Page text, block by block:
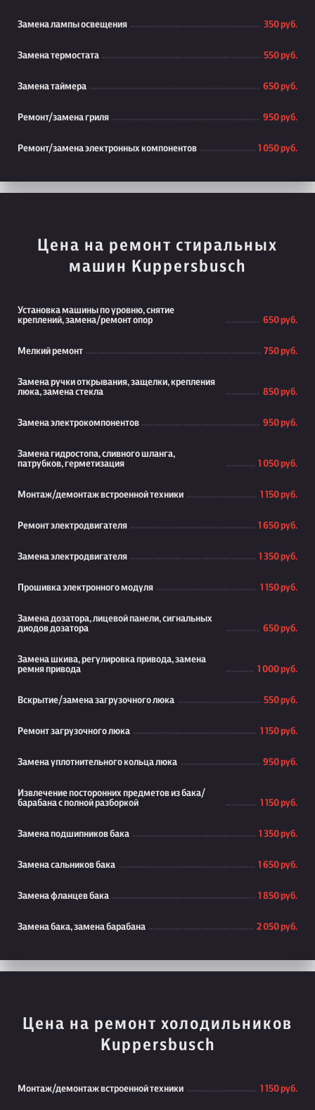
Замена лампы освещения 350 руб.
Замена термостата 550 руб.
Замена таймера 650 руб.
Ремонт/замена гриля 950 руб.
Ремонт/замена электронных компонентов 1 050 руб.
Цена на ремонт стиральных
машин Kuppersbusch
Установка машины по уровню, снятие
креплений, замена/ремонт опор
650 руб.
Мелкий ремонт 750 руб.
Замена ручки открывания, защелки, крепления
люка, замена стекла
850 руб.
Замена электрокомпонентов 950 руб.
Замена гидростопа, сливного шланга,
патрубков, герметизация
1 050 руб.
Монтаж/демонтаж встроенной техники 1 150 руб.
Ремонт электродвигателя 1 650 руб.
Замена электродвигателя 1 350 руб.
Прошивка электронного модуля 1 150 руб.
Замена дозатора, лицевой панели, сигнальных
диодов дозатора
650 руб.
Замена шкива, регулировка привода, замена
ремня привода
1 000 руб.
Вскрытие/замена загрузочного люка 550 руб.
Ремонт загрузочного люка 1 150 руб.
Замена уплотнительного кольца люка 950 руб.
Извлечение посторонних предметов из бака/
барабана с полной разборкой
1 150 руб.
Замена подшипников бака 1 350 руб.
Замена сальников бака 1 650 руб.
Замена фланцев бака 1 850 руб.
Замена бака, замена барабана 2 050 руб.
Цена на ремонт холодильников
Kuppersbusch
Монтаж/демонтаж встроенной техники 1 150 руб.